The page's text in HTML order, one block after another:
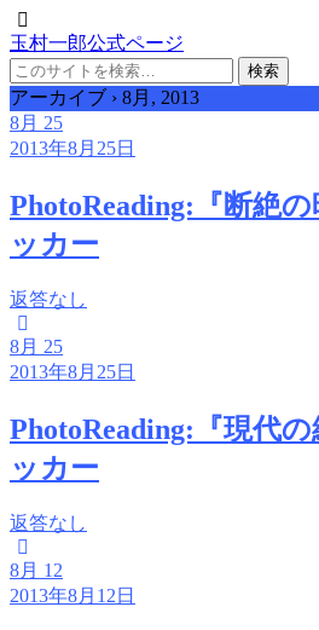
玉村一郎公式ページ
アーカイブ › 8月, 2013
8月 25
2013年8月25日
PhotoReading:『断絶
ッカー
返答なし
8月 25
2013年8月25日
PhotoReading:『現代の
ッカー
返答なし
8月 12
2013年8月12日